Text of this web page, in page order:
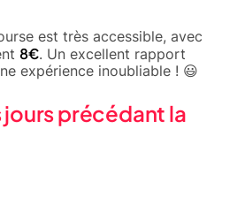
est très accessible, avec
8€. Un excellent rapport
expérience inoubliable ! 😃
jours précédant la